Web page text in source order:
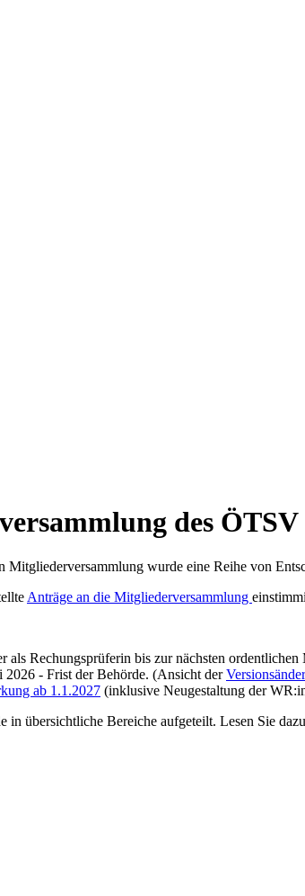
des ÖTSV
wurde eine Reihe von
Anträge an die Mitgliederversammlung
Rechungsprüferin bis zur nächsten
2026 - Frist der Behörde. (Ansicht der
ab 1.1.2027 (inklusive Neugestaltung der
übersichtliche Bereiche aufgeteilt. Lesen Sie dazu